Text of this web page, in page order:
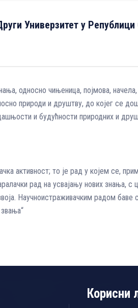
Универзитет у Републици
односно чињеница, појмова,
природи и друштву, до којег се
и будућности природних и
активност; то је рад у којем се,
рад на усвајању нових
Научноистраживачким радом баве
Корисни